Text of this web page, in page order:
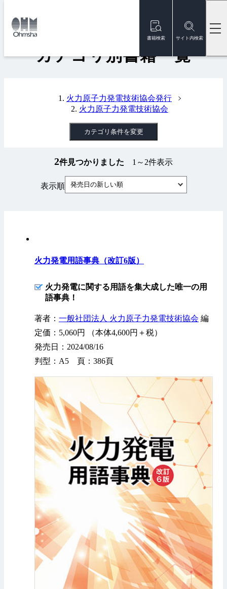
書籍検索 サイト内検索
トップ
カテゴリ別書籍一覧
火力原子力発電技術協会発行
火力原子力発電技術協会
カテゴリ条件を変更
2件見つかりました 1～2件表示
表示順 発売日の新しい順
火力発電用語事典（改訂6版）
火力発電に関する用語を集大成した唯一の用
語事典！
著者： 一般社団法人 火力原子力発電技術協会 編
定価：5,060円 （本体4,600円＋税）
発売日：2024/08/16
判型：A5 頁：386頁